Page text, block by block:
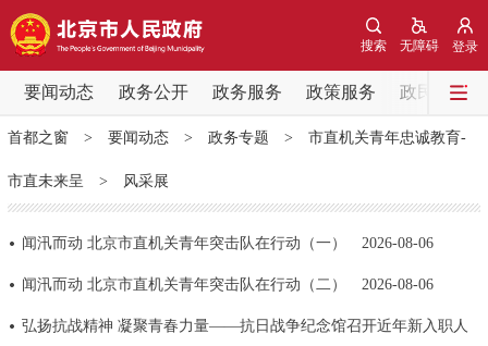
登录
无障碍
搜索
要闻动态 政务公开 政务服务 政策服务 政民互动
要闻动态
党中央精神 国务院信息 中央部委动态
北京要闻 会议信息 部门动态
各区热点
政务公开
首都之窗> 要闻动态> 政务专题 > 市直机关青年忠诚教育-
市直未来呈 > 风采展
闻汛而动 北京市直机关青年突击队在行动（一） 2026-08-06
闻汛而动 北京市直机关青年突击队在行动（二） 2026-08-06
弘扬抗战精神 凝聚青春力量——抗日战争纪念馆召开近年新入职人